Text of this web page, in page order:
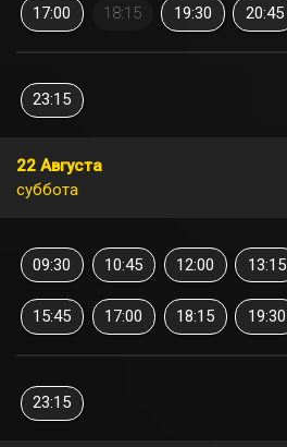
17:00 18:15 19:30 20:45
23:15
22 Августа
суббота
09:30 10:45 12:00 13:15
15:45 17:00 18:15 19:30
23:15